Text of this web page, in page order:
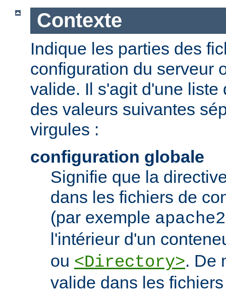
Contexte
Indique les parties des
configuration du serveur
valide. Il s'agit d'une liste
des valeurs suivantes
virgules :
configuration globale
Signifie que la
dans les fichiers de
(par exemple
l'intérieur d'un
ou <Directory>. De
valide dans les